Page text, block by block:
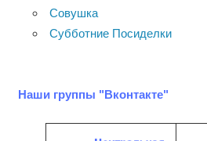
Совушка
Субботние Посиделки
Наши группы "Вконтакте"